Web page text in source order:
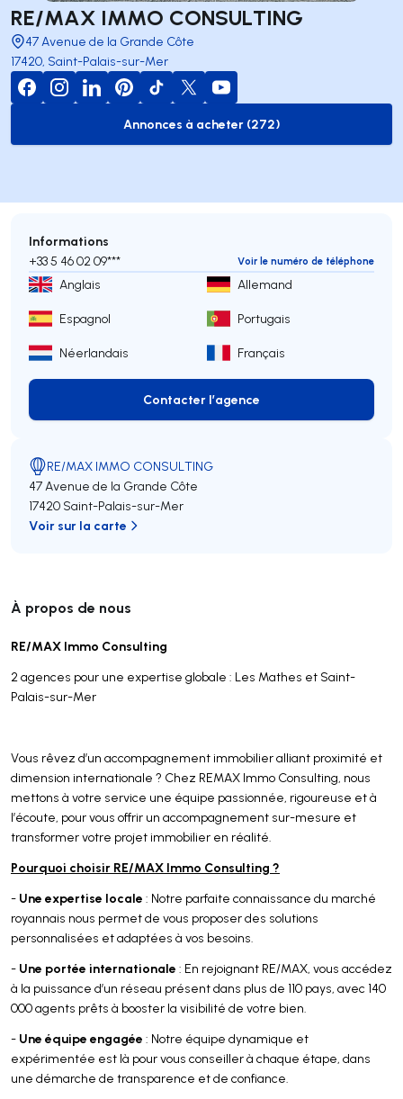
RE/MAX IMMO CONSULTING
47 Avenue de la Grande Côte
17420, Saint-Palais-sur-Mer
to-buy-listing
Annonces à acheter (272)
À propos de nous
RE/MAX Immo Consulting
2 agences pour une expertise globale : Les Mathes et Saint-
Palais-sur-Mer
Vous rêvez d’un accompagnement immobilier alliant proximité et
dimension internationale ? Chez REMAX Immo Consulting, nous
mettons à votre service une équipe passionnée, rigoureuse et à
l’écoute, pour vous offrir un accompagnement sur-mesure et
transformer votre projet immobilier en réalité.
Pourquoi choisir RE/MAX Immo Consulting ?
- Une expertise locale : Notre parfaite connaissance du marché
royannais nous permet de vous proposer des solutions
personnalisées et adaptées à vos besoins.
- Une portée internationale : En rejoignant RE/MAX, vous accédez
à la puissance d’un réseau présent dans plus de 110 pays, avec 140
000 agents prêts à booster la visibilité de votre bien.
- Une équipe engagée : Notre équipe dynamique et
expérimentée est là pour vous conseiller à chaque étape, dans
une démarche de transparence et de confiance.
Informations
+33 5 46 02 09*** Voir le numéro de téléphone
Anglais Allemand
Espagnol Portugais
Néerlandais Français
Contacter l’agence
Contacter l’agence
RE/MAX IMMO CONSULTING
47 Avenue de la Grande Côte
17420 Saint-Palais-sur-Mer
Voir sur la carte